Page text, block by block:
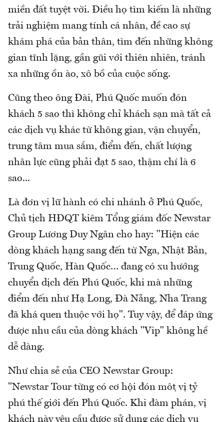
miền đất tuyệt vời. Điều họ tìm kiếm là những
trải nghiệm mang tính cá nhân, đề cao sự
khám phá của bản thân, tìm đến những không
gian tĩnh lặng, gần gũi với thiên nhiên, tránh
xa những ồn ào, xô bồ của cuộc sống.
Cũng theo ông Đài, Phú Quốc muốn đón
khách 5 sao thì không chỉ khách sạn mà tất cả
các dịch vụ khác từ không gian, vận chuyển,
trung tâm mua sắm, điểm đến, chất lượng
nhân lực cũng phải đạt 5 sao, thậm chí là 6
sao...
Là đơn vị lữ hành có chi nhánh ở Phú Quốc,
Chủ tịch HĐQT kiêm Tổng giám đốc Newstar
Group Lương Duy Ngân cho hay: "Hiện các
dòng khách hạng sang đến từ Nga, Nhật Bản,
Trung Quốc, Hàn Quốc… đang có xu hướng
chuyển dịch đến Phú Quốc, khi mà những
điểm đến như Hạ Long, Đà Nẵng, Nha Trang
đã khá quen thuộc với họ". Tuy vậy, để đáp ứng
được nhu cầu của dòng khách "Vip" không hề
dễ dàng.
Như chia sẻ của CEO Newstar Group:
"Newstar Tour từng có cơ hội đón một vị tỷ
phú thế giới đến Phú Quốc. Khi đàm phán, vị
khách này yêu cầu được sử dụng các dịch vụ